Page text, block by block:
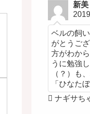
新美
ベルの飼
がとうご
方がわか
うに勉強
（？）も
「ひなた
ナギサち